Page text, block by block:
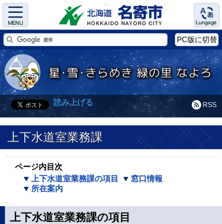
Menu Language
PC版に切替
RSS
読み上げる
上下水道室業務課
ページ内目次
上下水道室業務課の項目
窓口情報
所在案内
上下水道室業務課の項目